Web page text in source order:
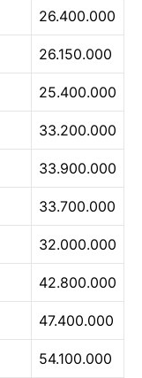
26.400.000
26.150.000
25.400.000
33.200.000
33.900.000
33.700.000
32.000.000
42.800.000
47.400.000
54.100.000